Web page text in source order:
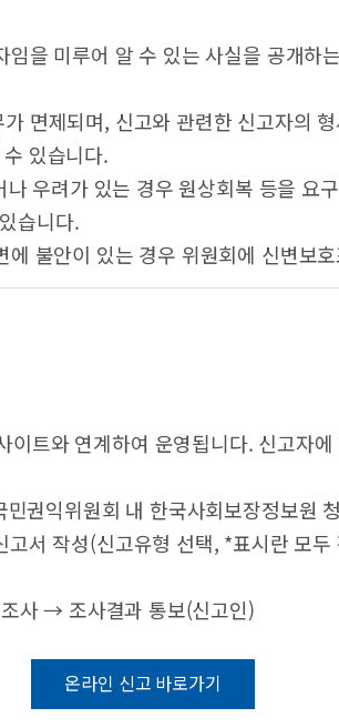
을 미루어 알 수 있는 사실을 공개하
면제되며, 신고와 관련한 신고자의
있습니다.
우려가 있는 경우 원상회복 등을 요
습니다.
에 불안이 있는 경우 위원회에 신변보
트와 연계하여 운영됩니다. 신고자
익위원회 내 한국사회보장정보원
서 작성(신고유형 선택, *표시란 모
사 → 조사결과 통보(신고인)
온라인 신고 바로가기